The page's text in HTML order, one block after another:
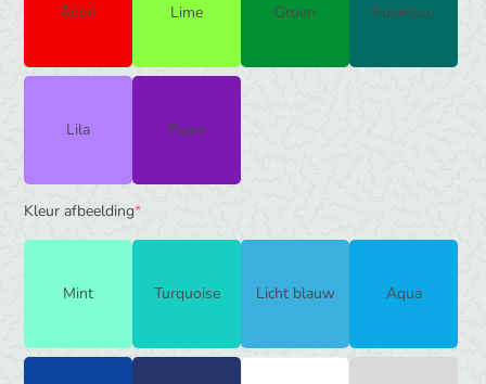
Rood Lime Groen Poseidon
Lila Paars
Kleur afbeelding*(required)
Mint Turquoise Licht blauw Aqua